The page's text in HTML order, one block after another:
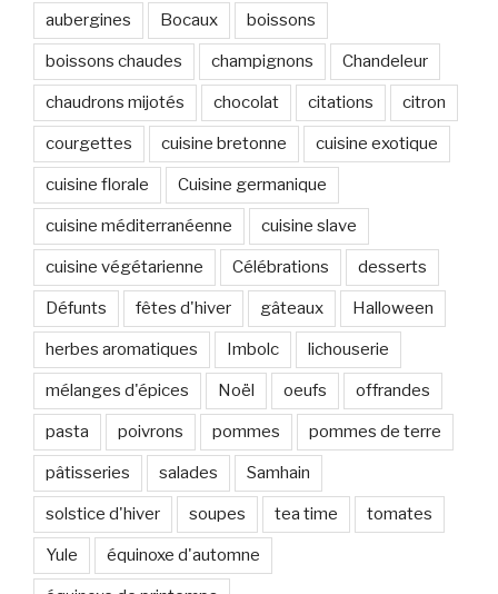
aubergines Bocaux boissons
boissons chaudes champignons Chandeleur
chaudrons mijotés chocolat citations citron
courgettes cuisine bretonne cuisine exotique
cuisine florale Cuisine germanique
cuisine méditerranéenne cuisine slave
cuisine végétarienne Célébrations desserts
Défunts fêtes d'hiver gâteaux Halloween
herbes aromatiques Imbolc lichouserie
mélanges d'épices Noël oeufs offrandes
pasta poivrons pommes pommes de terre
pâtisseries salades Samhain
solstice d'hiver soupes tea time tomates
Yule équinoxe d'automne